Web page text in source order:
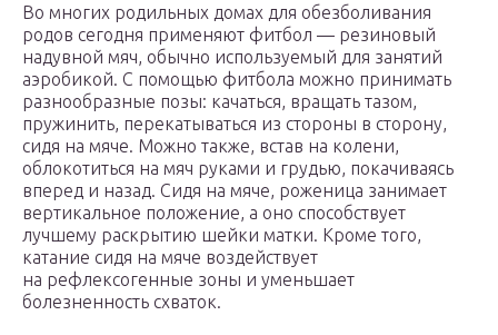
Во многих родильных домах для обезболивания
родов сегодня применяют фитбол — резиновый
надувной мяч, обычно используемый для занятий
аэробикой. С помощью фитбола можно принимать
разнообразные позы: качаться, вращать тазом,
пружинить, перекатываться из стороны в сторону,
сидя на мяче. Можно также, встав на колени,
облокотиться на мяч руками и грудью, покачиваясь
вперед и назад. Сидя на мяче, роженица занимает
вертикальное положение, а оно способствует
лучшему раскрытию шейки матки. Кроме того,
катание сидя на мяче воздействует
на рефлексогенные зоны и уменьшает
болезненность схваток.